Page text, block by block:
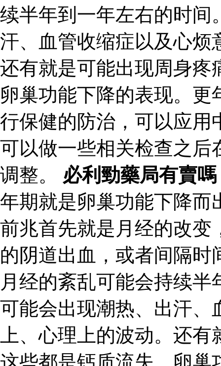
续半年到一年左右的时间
汗、血管收缩症以及心烦
还有就是可能出现周身疼
卵巢功能下降的表现。
行保健的防治，可以应用
可以做一些相关检查之后
调整。 必利勁藥局有賣嗎
年期就是卵巢功能下降而
前兆首先就是月经的改变
的阴道出血，或者间隔
月经的紊乱可能会持续
可能会出现潮热、出汗、
上、心理上的波动。还
这些都是钙质流失、卵巢